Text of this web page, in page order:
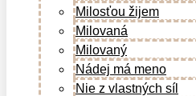
Milosťou žijem
Milovaná
Milovaný
Nádej má meno
Nie z vlastných síl